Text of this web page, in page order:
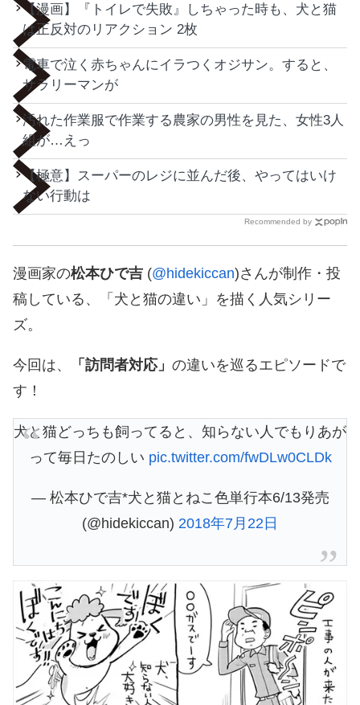
【漫画】『トイレで失敗』しちゃった時も、犬と猫
は正反対のリアクション 2枚
電車で泣く赤ちゃんにイラつくオジサン。すると、
サラリーマンが
汚れた作業服で作業する農家の男性を見た、女性3人
組が…えっ
【極意】スーパーのレジに並んだ後、やってはいけ
ない行動は
Recommended by
漫画家の松本ひで吉 (@hidekiccan)さんが制作・投
稿している、「犬と猫の違い」を描く人気シリー
ズ。
今回は、 「訪問者対応」 の違いを巡るエピソードで
す！
犬と猫どっちも飼ってると、知らない人でもりあが
って毎日たのしい pic.twitter.com/fwDLw0CLDk
— 松本ひで吉*犬と猫とねこ色単行本6/13発売
(@hidekiccan) 2018年7月22日